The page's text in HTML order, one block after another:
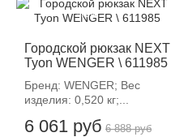
Городской рюкзак NEXT
Tyon WENGER \ 611985
Бренд: WENGER; Вес
изделия: 0,520 кг;...
6 061 руб
-12%
6 888 руб